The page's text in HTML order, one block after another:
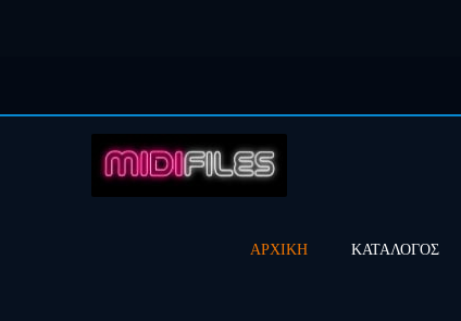
ΑΡΧΙΚΗ ΚΑΤΑΛΟΓΟΣ